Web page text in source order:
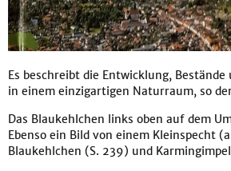
Es beschreibt die Entwicklung, Bestände
in einem einzigartigen Naturraum, so
Das Blaukehlchen links oben auf dem
Ebenso ein Bild von einem Kleinspecht
Blaukehlchen (S. 239) und